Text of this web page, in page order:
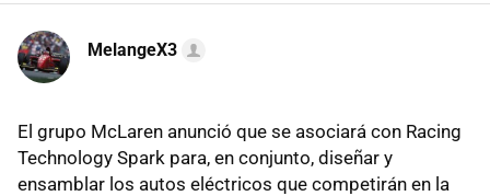
MelangeX3
El grupo McLaren anunció que se asociará con Racing
Technology Spark para, en conjunto, diseñar y
ensamblar los autos eléctricos que competirán en la